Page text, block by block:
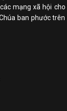
mạng xã hội
ban phước